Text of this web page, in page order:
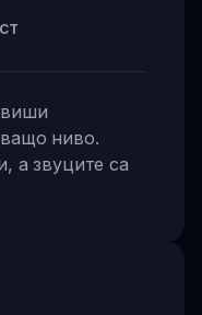
ниво.
а звуците са